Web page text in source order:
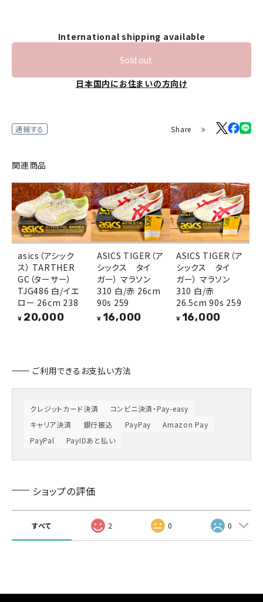
International shipping available
Sold out
日本国内にお住まいの方向け
通報する Share
関連商品
asics（アシック
ス） TARTHER
GC（ターサー）
TJG486 白/イエ
ロー 26cm 238
¥ 20,000
ASICS TIGER（ア
シックス タイ
ガー） マラソン
310 白/赤 26cm
90s 259
¥ 16,000
ASICS TIGER（ア
シックス タイ
ガー） マラソン
310 白/赤
26.5cm 90s 259
¥ 16,000
ご利用できるお支払い方法
クレジットカード決済
コンビニ決済・Pay-easy
キャリア決済
銀行振込 PayPay
Amazon Pay
PayPal
PayIDあと払い
ショップの評価
すべて 2 0 0